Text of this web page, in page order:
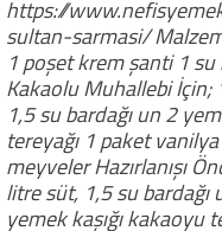
https://
sultan-sarmasi/
1 poşet krem şanti 1
Kakaolu Muhallebi İçin;
1,5 su bardağı un 2
tereyağı 1 paket vanilya
meyveler Hazırlanışı
litre süt, 1,5 su bardağı
yemek kaşığı kakaoyu